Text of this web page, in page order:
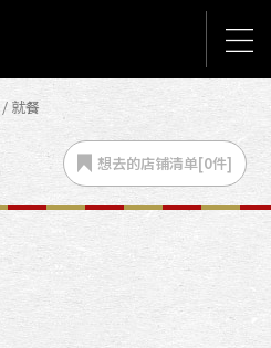
就餐
想去的店铺清单[0件]